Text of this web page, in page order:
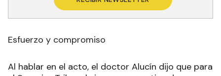
Esfuerzo y compromiso
Al hablar en el acto, el doctor Alucín dijo que para